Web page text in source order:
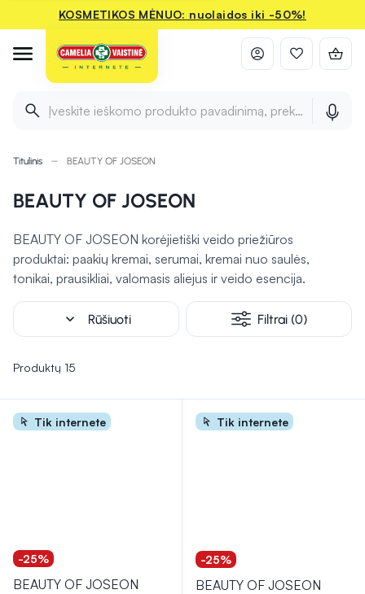
KOSMETIKOS MĖNUO: nuolaidos iki -50%!
Įveskite ieškomo produkto pavadinimą, prekės ženklą ir
Titulinis BEAUTY OF JOSEON
BEAUTY OF JOSEON
BEAUTY OF JOSEON korėjietiški veido priežiūros
produktai: paakių kremai, serumai, kremai nuo saulės,
tonikai, prausikliai, valomasis aliejus ir veido esencija.
expand_more Rūšiuoti Filtrai (0)
Produktų 15
Tik internete
-25%
BEAUTY OF JOSEON
Tik internete
-25%
BEAUTY OF JOSEON